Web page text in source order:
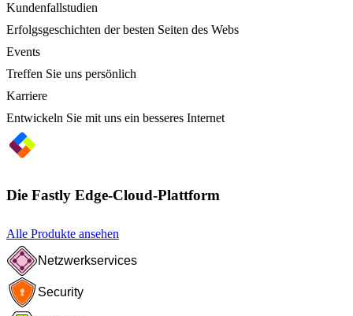
Kundenfallstudien
Erfolgsgeschichten der besten Seiten des Webs
Events
Treffen Sie uns persönlich
Karriere
Entwickeln Sie mit uns ein besseres Internet
Die Fastly Edge-Cloud-Plattform
Alle Produkte ansehen
Netzwerkservices
Security